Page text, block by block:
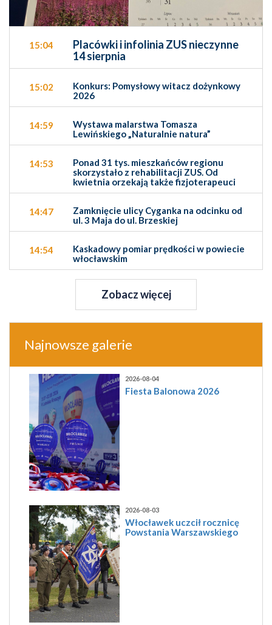
15:04
Placówki i infolinia ZUS nieczynne
14 sierpnia
15:02
Konkurs: Pomysłowy witacz dożynkowy
2026
14:59
Wystawa malarstwa Tomasza
Lewińskiego „Naturalnie natura”
14:53
Ponad 31 tys. mieszkańców regionu
skorzystało z rehabilitacji ZUS. Od
kwietnia orzekają także fizjoterapeuci
14:47
Zamknięcie ulicy Cyganka na odcinku od
ul. 3 Maja do ul. Brzeskiej
14:54
Kaskadowy pomiar prędkości w powiecie
włocławskim
Zobacz więcej
Najnowsze galerie
2026-08-04
Fiesta Balonowa 2026
2026-08-03
Włocławek uczcił rocznicę
Powstania Warszawskiego